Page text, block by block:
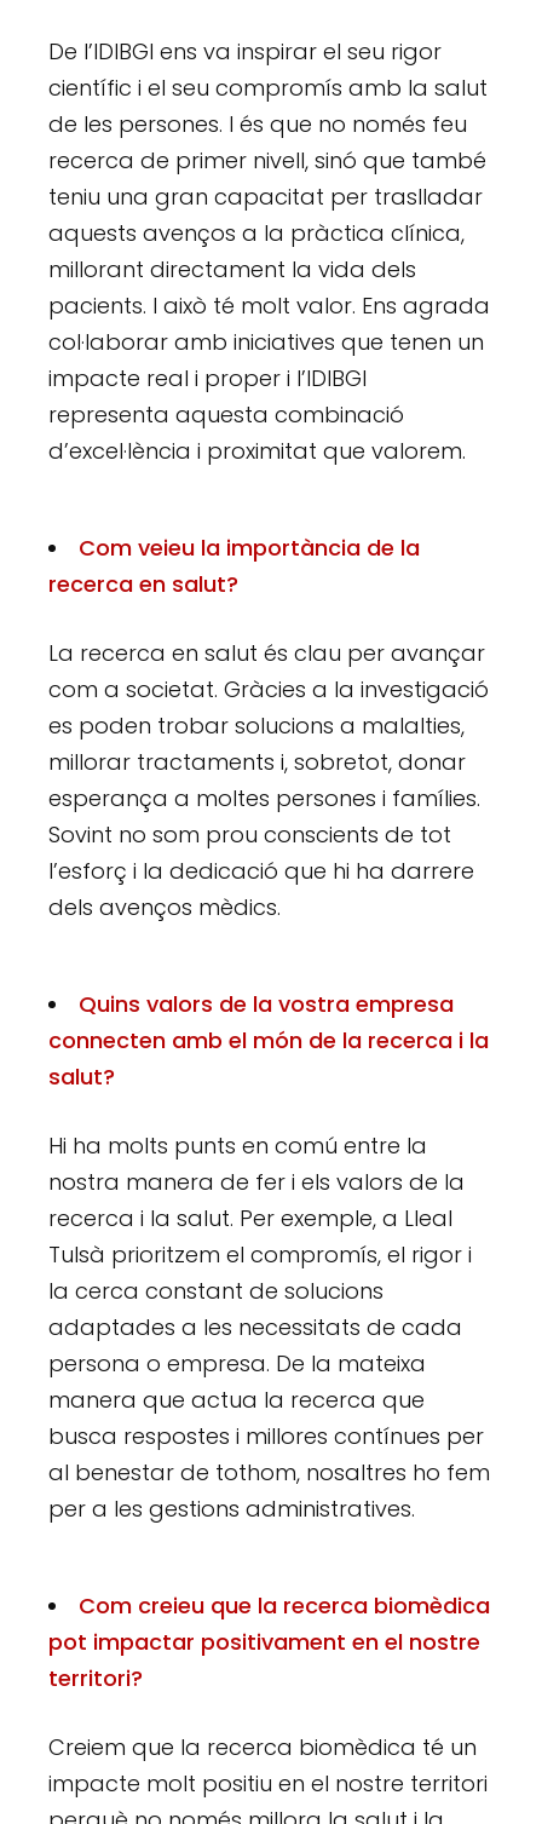
De l’IDIBGI ens va inspirar el seu rigor
científic i el seu compromís amb la salut
de les persones. I és que no només feu
recerca de primer nivell, sinó que també
teniu una gran capacitat per traslladar
aquests avenços a la pràctica clínica,
millorant directament la vida dels
pacients. I això té molt valor. Ens agrada
col·laborar amb iniciatives que tenen un
impacte real i proper i l’IDIBGI
representa aquesta combinació
d’excel·lència i proximitat que valorem.
Com veieu la importància de la
recerca en salut?
La recerca en salut és clau per avançar
com a societat. Gràcies a la investigació
es poden trobar solucions a malalties,
millorar tractaments i, sobretot, donar
esperança a moltes persones i famílies.
Sovint no som prou conscients de tot
l’esforç i la dedicació que hi ha darrere
dels avenços mèdics.
Quins valors de la vostra empresa
connecten amb el món de la recerca i la
salut?
Hi ha molts punts en comú entre la
nostra manera de fer i els valors de la
recerca i la salut. Per exemple, a Lleal
Tulsà prioritzem el compromís, el rigor i
la cerca constant de solucions
adaptades a les necessitats de cada
persona o empresa. De la mateixa
manera que actua la recerca que
busca respostes i millores contínues per
al benestar de tothom, nosaltres ho fem
per a les gestions administratives.
Com creieu que la recerca biomèdica
pot impactar positivament en el nostre
territori?
Creiem que la recerca biomèdica té un
impacte molt positiu en el nostre territori